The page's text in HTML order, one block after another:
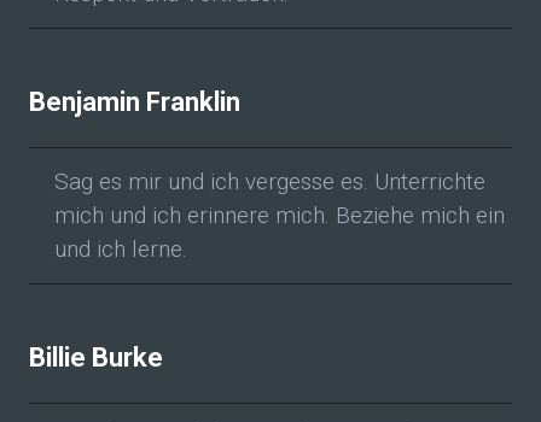
Benjamin Franklin
Sag es mir und ich vergesse es. Unterrichte
mich und ich erinnere mich. Beziehe mich ein
und ich lerne.
Billie Burke